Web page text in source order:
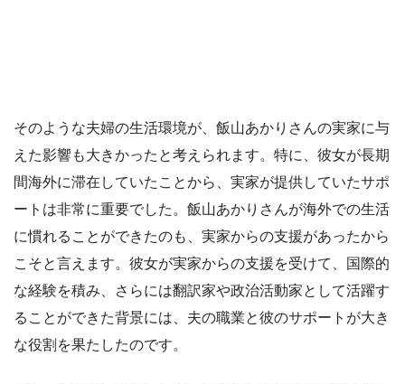
そのような夫婦の生活環境が、飯山あかりさんの実家に与
えた影響も大きかったと考えられます。特に、彼女が長期
間海外に滞在していたことから、実家が提供していたサポ
ートは非常に重要でした。飯山あかりさんが海外での生活
に慣れることができたのも、実家からの支援があったから
こそと言えます。彼女が実家からの支援を受けて、国際的
な経験を積み、さらには翻訳家や政治活動家として活躍す
ることができた背景には、夫の職業と彼のサポートが大き
な役割を果たしたのです。